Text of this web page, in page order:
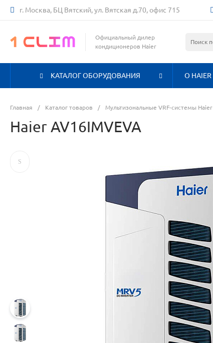
г. Москва, БЦ Вятский, ул. Вятская д.70, офис 715
Официальный дилер
кондиционеров Haier
КАТАЛОГ ОБОРУДОВАНИЯ О HAIER
Главная / Каталог товаров / Мультизональные VRF-системы Haier
Haier AV16IMVEVA